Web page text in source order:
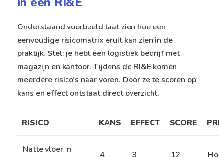
Onderstaand voorbeeld laat zien hoe een
eenvoudige risicomatrix eruit kan zien in de
praktijk. Stel: je hebt een logistiek bedrijf met
magazijn en kantoor. Tijdens de RI&E komen
meerdere risico’s naar voren. Door ze te scoren op
kans en effect ontstaat direct overzicht.
RISICO KANS EFFECT SCORE
Natte vloer in
4 3 12